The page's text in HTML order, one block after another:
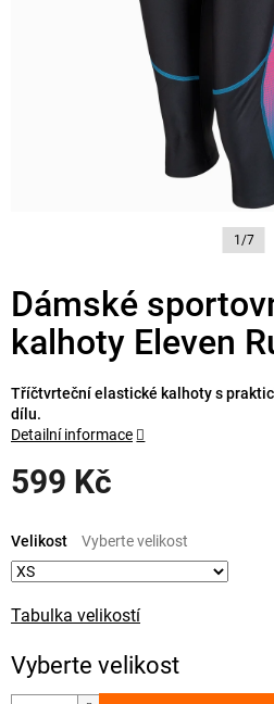
1/7
Dámské
kalhoty Eleven
599 Kč
cena:
Tabulka velikostí
Velikost
Tříčtvrteční elastické kalhoty s
dílu.
Detailní informace